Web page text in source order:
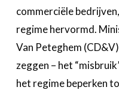
commerciële
regime hervormd.
Van Peteghem
zeggen – het
het regime beperken